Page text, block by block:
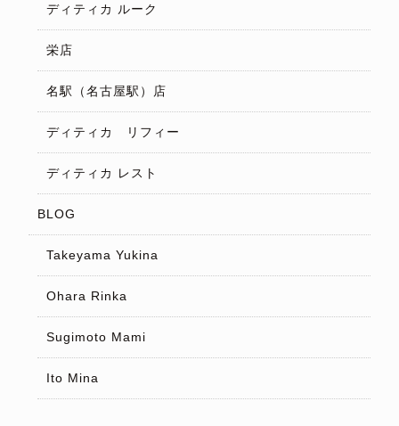
ディティカ ルーク
栄店
名駅（名古屋駅）店
ディティカ リフィー
ディティカ レスト
BLOG
Takeyama Yukina
Ohara Rinka
Sugimoto Mami
Ito Mina